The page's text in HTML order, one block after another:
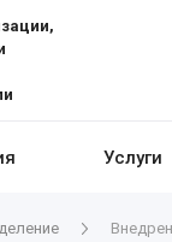
Услуги